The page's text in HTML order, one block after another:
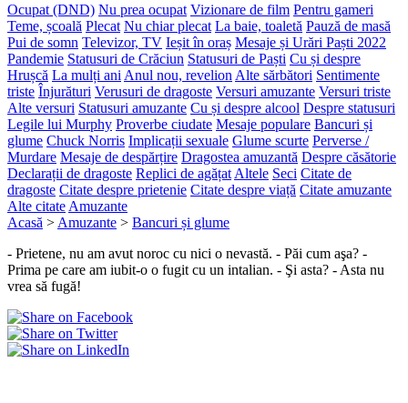
Ocupat (DND) Nu prea ocupat Vizionare de film Pentru gameri
Teme, școală Plecat Nu chiar plecat La baie, toaletă Pauză de masă
Pui de somn Televizor, TV Ieșit în oraș Mesaje și Urări Paști 2022
Pandemie Statusuri de Crăciun Statusuri de Paști Cu și despre
Hrușcă La mulți ani Anul nou, revelion Alte sărbători Sentimente
triste Înjurături Verusuri de dragoste Versuri amuzante Versuri triste
Alte versuri Statusuri amuzante Cu și despre alcool Despre statusuri
Legile lui Murphy Proverbe ciudate Mesaje populare Bancuri și
glume Chuck Norris Implicații sexuale Glume scurte Perverse /
Murdare Mesaje de despărțire Dragostea amuzantă Despre căsătorie
Declarații de dragoste Replici de agățat Altele Seci Citate de
dragoste Citate despre prietenie Citate despre viață Citate amuzante
Alte citate Amuzante
Acasă > Amuzante > Bancuri și glume
- Prietene, nu am avut noroc cu nici o nevastă. - Păi cum aşa? -
Prima pe care am iubit-o o fugit cu un intalian. - Şi asta? - Asta nu
vrea să fugă!